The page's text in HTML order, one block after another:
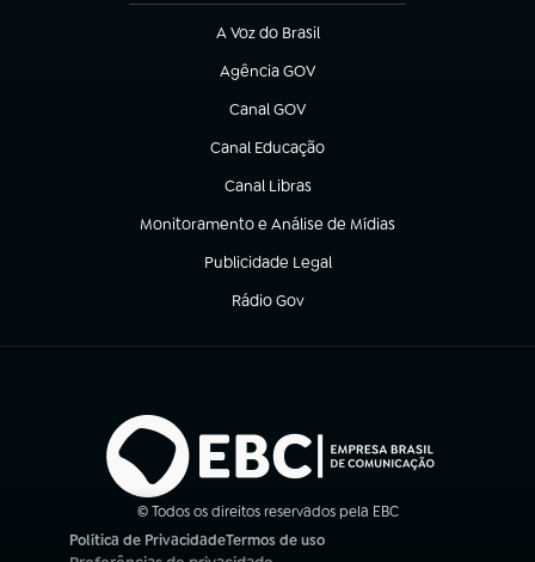
A Voz do Brasil
(abre em nova aba)
Agência GOV
(abre em nova aba)
Canal GOV
(abre em nova aba)
Canal Educação
(abre em nova aba)
Canal Libras
(abre em nova aba)
Monitoramento e Análise de Mídias
(abre em nova aba)
Publicidade Legal
(abre em nova aba)
Rádio Gov
(abre em nova aba)
© Todos os direitos reservados pela EBC
Política de Privacidade
(abre em nova aba)
Termos de uso
(abre em nova aba)